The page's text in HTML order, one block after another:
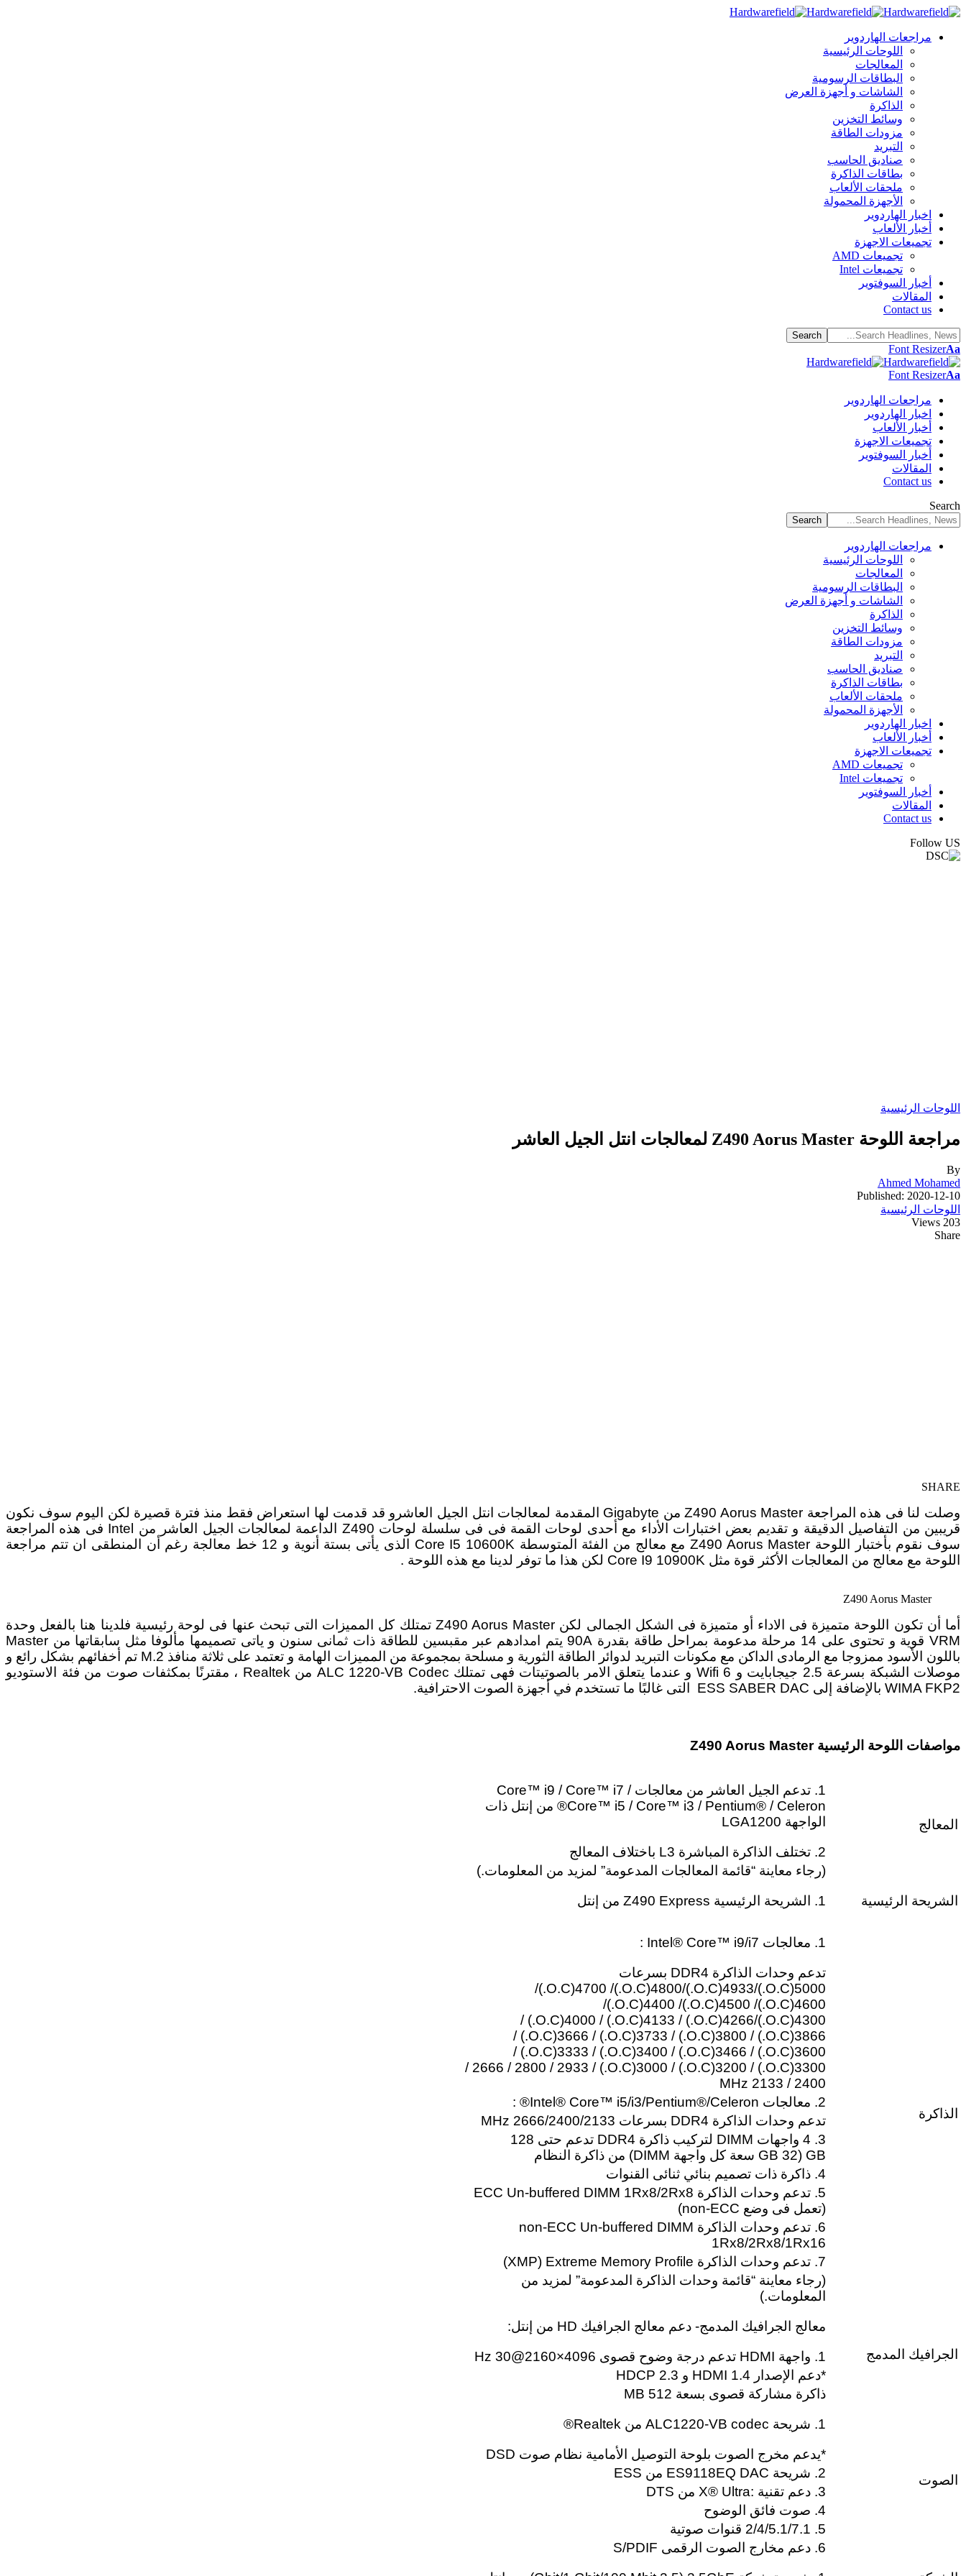
مراجعات الهاردوير
اللوحات الرئيسية
المعالجات
البطاقات الرسومية
الشاشات و أجهزة العرض
الذاكرة
وسائط التخزين
مزودات الطاقة
التبريد
صناديق الحاسب
بطاقات الذاكرة
ملحقات الألعاب
الأجهزة المحمولة
اخبار الهاردوير
أخبار الألعاب
تجميعات الاجهزة
تجميعات AMD
تجميعات Intel
أخبار السوفتوير
المقالات
Contact us
Font ResizerAa
Font ResizerAa
مراجعات الهاردوير
اخبار الهاردوير
أخبار الألعاب
تجميعات الاجهزة
أخبار السوفتوير
المقالات
Contact us
Search
مراجعات الهاردوير
اللوحات الرئيسية
المعالجات
البطاقات الرسومية
الشاشات و أجهزة العرض
الذاكرة
وسائط التخزين
مزودات الطاقة
التبريد
صناديق الحاسب
بطاقات الذاكرة
ملحقات الألعاب
الأجهزة المحمولة
اخبار الهاردوير
أخبار الألعاب
تجميعات الاجهزة
تجميعات AMD
تجميعات Intel
أخبار السوفتوير
المقالات
Contact us
Follow US
اللوحات الرئيسية
مراجعة اللوحة Z490 Aorus Master لمعالجات انتل الجيل العاشر
By
Ahmed Mohamed
Published: 2020-12-10
اللوحات الرئيسية
203 Views
Share
SHARE
وصلت لنا فى هذه المراجعة Z490 Aorus Master من Gigabyte المقدمة لمعالجات انتل الجيل العاشرو قد قدمت لها استعراض فقط منذ فترة قصيرة لكن اليوم سوف نكون
قريبين من التفاصيل الدقيقة و تقديم بعض اختبارات الأداء مع أحدى لوحات القمة فى فى سلسلة لوحات Z490 الداعمة لمعالجات الجيل العاشر من Intel فى هذه المراجعة
سوف نقوم بأختبار اللوحة Z490 Aorus Master مع معالج من الفئة المتوسطة Core I5 10600K الذى يأتى بستة أنوية و 12 خط معالجة رغم أن المنطقى ان تتم مراجعة
اللوحة مع معالج من المعالجات الأكثر قوة مثل Core I9 10900K لكن هذا ما توفر لدينا مع هذه اللوحة .
Z490 Aorus Master
أما أن تكون اللوحة متميزة فى الاداء أو متميزة فى الشكل الجمالى لكن Z490 Aorus Master تمتلك كل المميزات التى تبحث عنها فى لوحة رئيسية فلدينا هنا بالفعل وحدة
VRM قوية و تحتوى على 14 مرحلة مدعومة بمراحل طاقة بقدرة 90A يتم امدادهم عبر مقبسين للطاقة ذات ثمانى سنون و ياتى تصميمها مألوفا مثل سابقاتها من Master
باللون الأسود ممزوجا مع الرمادى الداكن مع مكونات التبريد لدوائر الطاقة الثورية و مسلحة بمجموعة من المميزات الهامة و تعتمد على ثلاثة منافذ M.2 تم أخفائهم بشكل رائع و
موصلات الشبكة بسرعة 2.5 جيجابايت و Wifi 6 و عندما يتعلق الامر بالصوتيتات فهى تمتلك ALC 1220-VB Codec من Realtek ، مقترنًا بمكثفات صوت من فئة الاستوديو
WIMA FKP2 بالإضافة إلى ESS SABER DAC التى غالبًا ما تستخدم في أجهزة الصوت الاحترافية.
مواصفات اللوحة الرئيسية Z490 Aorus Master
المعالج
1. تدعم الجيل العاشر من معالجات Core™ i9 / Core™ i7 /
Core™ i5 / Core™ i3 / Pentium® / Celeron® من إنتل ذات
الواجهة LGA1200
2. تختلف الذاكرة المباشرة L3 باختلاف المعالج
‏(رجاء معاينة “قائمة المعالجات المدعومة” لمزيد من المعلومات.)‏
الشريحة الرئيسية
1. الشريحة الرئيسية Z490 Express من إنتل
الذاكرة
1. معالجات Intel® Core™ i9/i7 :
تدعم وحدات الذاكرة DDR4 بسرعات
5000‏(O.C.)‏/4933‏(O.C.)‏/4800‏(O.C.)‏/ 4700‏(O.C.)‏/
4600‏(O.C.)‏/ 4500‏(O.C.)‏/ 4400‏(O.C.)‏/
4300‏(O.C.)‏/4266‏(O.C.)‏ / 4133‏(O.C.)‏ / 4000‏(O.C.)‏ /
3866‏(O.C.)‏ / 3800‏(O.C.)‏ / 3733‏(O.C.)‏ / 3666‏(O.C.)‏ /
3600‏(O.C.)‏ / 3466‏(O.C.)‏ / 3400‏(O.C.)‏ / 3333‏(O.C.)‏ /
3300‏(O.C.)‏ / 3200‏(O.C.)‏ / 3000‏(O.C.)‏ / 2933 / 2800 / 2666 /
2400 / 2133 MHz
2. معالجات Intel® Core™ i5/i3/Pentium®/Celeron® :
تدعم وحدات الذاكرة DDR4 بسرعات 2666/2400/2133 MHz
3. 4 واجهات DIMM لتركيب ذاكرة DDR4 تدعم حتى 128
GB ‏(32 GB سعة كل واجهة DIMM)‏ من ذاكرة النظام
4. ذاكرة ذات تصميم بنائي ثنائى القنوات
5. تدعم وحدات الذاكرة ECC Un-buffered DIMM 1Rx8/2Rx8
‏(تعمل فى وضع non-ECC)‏
6. تدعم وحدات الذاكرة non-ECC Un-buffered DIMM
1Rx8/2Rx8/1Rx16
7. تدعم وحدات الذاكرة Extreme Memory Profile ‏(XMP)‏
‏(رجاء معاينة “قائمة وحدات الذاكرة المدعومة” لمزيد من
المعلومات.)‏
الجرافيك المدمج
معالج الجرافيك المدمج- دعم معالج الجرافيك HD من إنتل:
1. واجهة HDMI تدعم درجة وضوح قصوى 4096×2160@30 Hz
*دعم الإصدار HDMI 1.4 و HDCP 2.3
ذاكرة مشاركة قصوى بسعة 512 MB
الصوت
1. شريحة ALC1220-VB codec من Realtek®
*يدعم مخرج الصوت بلوحة التوصيل الأمامية نظام صوت DSD
2. شريحة ES9118EQ DAC من ESS
3. دعم تقنية :X® Ultra من DTS
4. صوت فائق الوضوح
5. 2/4/5.1/7.1 قنوات صوتية
6. دعم مخارج الصوت الرقمى S/PDIF